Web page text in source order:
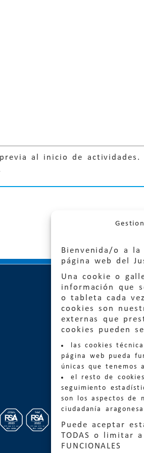
Bienvenida/o a
página web del
Una cookie o
información que
o tableta cada
cookies son
externas que
cookies pueden
las cookies
página web pueda
únicas que tenemos
el resto de
seguimiento
son los aspectos de
ciudadanía
Puede aceptar
TODAS o limitar
FUNCIONALES
al inicio de
Quejas:
Teléfonos: